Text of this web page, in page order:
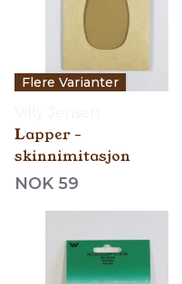
Flere Varianter
Lapper -
skinnimitasjon
NOK 59